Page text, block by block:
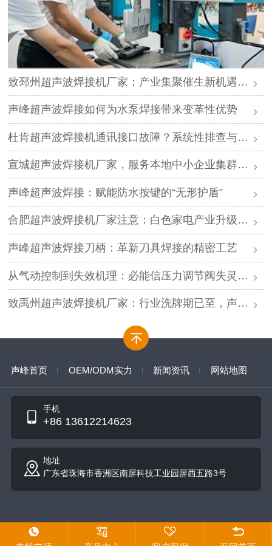
致邳州超声波焊接机厂家：产业集聚催生新机遇，声峰源头工厂邀您抱团发展
声峰超声波焊接如何为水泵焊接带来变革性优势
杜肯超声波焊接机通讯接口故障？系统性排查与专业解决方案
宣城超声波焊接机厂家，服务本地中小企业集群，声峰ODM贴牌助您轻装上阵
声峰超声波焊接：赋能防水按键的“无形护盾”
合肥超声波焊接机厂家注意：白色家电产业升级，声峰源头工厂诚邀加盟
声峰超声波焊接刀柄：革新刀具焊接的精密工艺
从气动控制到失效机理：必能信压力调节阀失灵的深度解析与专业修复
致禹州超声波焊接机厂家：行业洗牌期已至，声峰源头工厂邀您抱团取暖
声峰首页 OEM/ODM实力 新闻资讯 网站地图
手机
+86 13612214623
地址
广东省珠海市香洲区南屏科技工业园屏西五路3号